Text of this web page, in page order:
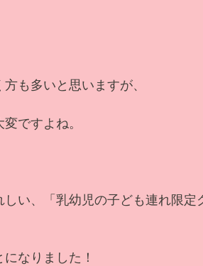
も多いと思いますが、
ですよね。
い、「乳幼児の子ども連れ限定
なりました！